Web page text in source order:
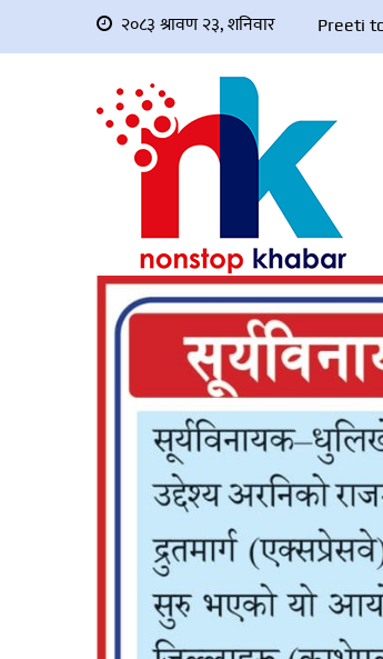
२०८३ श्रावण २३, शनिवार Preeti